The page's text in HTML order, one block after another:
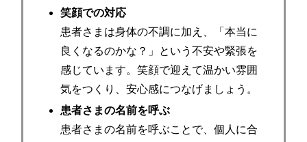
笑顔での対応
患者さまは身体の不調に加え、「本当に
良くなるのかな？」という不安や緊張を
感じています。笑顔で迎えて温かい雰囲
気をつくり、安心感につなげましょう。
患者さまの名前を呼ぶ
患者さまの名前を呼ぶことで、個人に合